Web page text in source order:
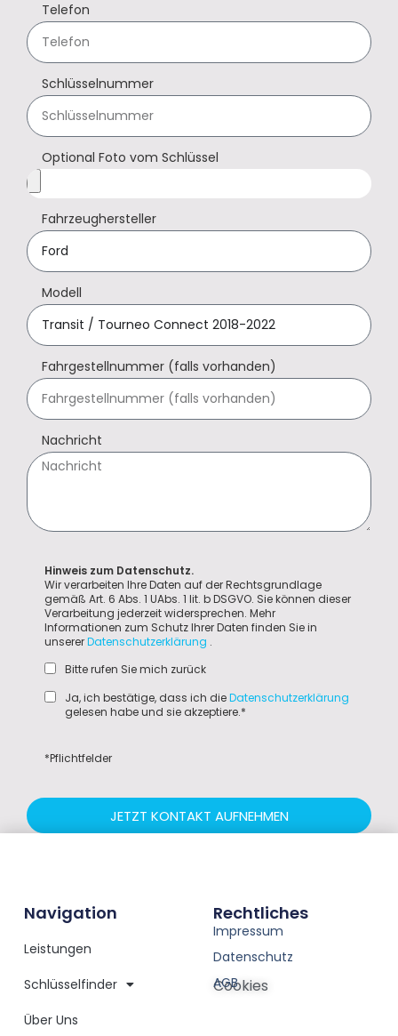
Telefon
Schlüsselnummer
Optional Foto vom Schlüssel
Fahrzeughersteller
Modell
Fahrgestellnummer (falls vorhanden)
Nachricht
Hinweis zum Datenschutz.
Wir verarbeiten Ihre Daten auf der Rechtsgrundlage
gemäß Art. 6 Abs. 1 UAbs. 1 lit. b DSGVO. Sie können dieser
Verarbeitung jederzeit widersprechen. Mehr
Informationen zum Schutz Ihrer Daten finden Sie in
unsererDatenschutzerklärung .
Bitte rufen Sie mich zurück
Ja, ich bestätige, dass ich dieDatenschutzerklärung
gelesen habe und sie akzeptiere.*
*Pflichtfelder
JETZT KONTAKT AUFNEHMEN
Navigation
Leistungen
Schlüsselfinder
Über Uns
Rechtliches
Impressum
Datenschutz
AGB
Cookies